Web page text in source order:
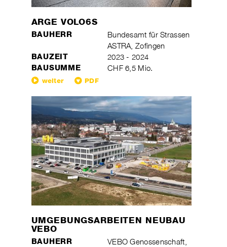
ARGE VOLO6S
BAUHERR
Bundesamt für Strassen
ASTRA, Zofingen
BAUZEIT 2023 - 2024
BAUSUMME CHF 6,5 Mio.
weiter PDF
UMGEBUNGSARBEITEN NEUBAU
VEBO
BAUHERR
VEBO Genossenschaft,